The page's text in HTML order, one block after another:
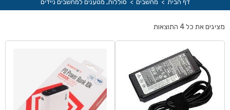
דף הבית > מחשבים > סוללות, מטענים למחשבים ניידים
מציגים את כל ⁦4⁩ התוצאות